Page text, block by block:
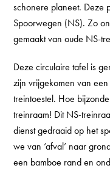
schonere planeet. Deze
Spoorwegen (NS). Zo
gemaakt van oude NS-
Deze circulaire tafel is
zijn vrijgekomen van
treintoestel. Hoe
treinraam! Dit NS-
dienst gedraaid op het
we van ‘afval’ naar
een bamboe rand en